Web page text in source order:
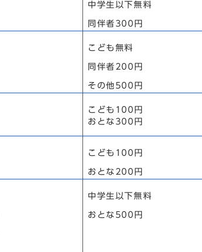
中学生以下無料
同伴者300円
こども無料
同伴者200円
その他500円
こども100円
おとな300円
こども100円
おとな200円
中学生以下無料
おとな500円